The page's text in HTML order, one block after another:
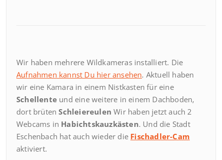
Wir haben mehrere Wildkameras installiert. Die
Aufnahmen kannst Du hier ansehen. Aktuell haben
wir eine Kamara in einem Nistkasten für eine
Schellente und eine weitere in einem Dachboden,
dort brütenSchleiereulen Wir haben jetzt auch 2
Webcams in Habichtskauzkästen. Und die Stadt
Eschenbach hat auch wieder die Fischadler-Cam
aktiviert.